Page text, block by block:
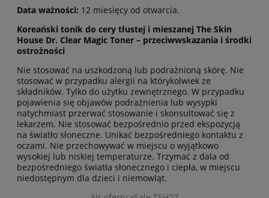
Data ważności: 12 miesięcy od otwarcia.
Koreański tonik do cery tłustej i mieszanej The Skin
House Dr. Clear Magic Toner – przeciwwskazania i środki
ostrożności
Nie stosować na uszkodzoną lub podrażnioną skórę. Nie
stosować w przypadku alergii na którykolwiek ze
składników. Tylko do użytku zewnętrznego. W przypadku
pojawienia się objawów podrażnienia lub wysypki
natychmiast przerwać stosowanie i skonsultować się z
lekarzem. Nie stosować bezpośrednio przed ekspozycją
na światło słoneczne. Unikać bezpośredniego kontaktu z
oczami. Nie przechowywać w miejscu o wyjątkowo
wysokiej lub niskiej temperaturze. Trzymać z dala od
bezpośredniego światła słonecznego i ciepła, w miejscu
niedostępnym dla dzieci i niemowląt.